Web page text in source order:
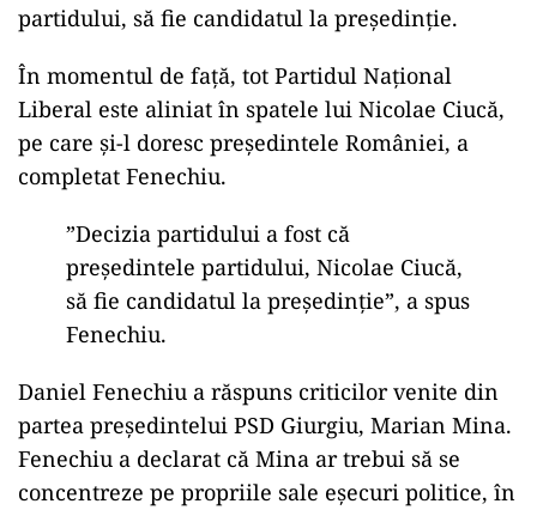
partidului, să fie candidatul la președinție.
În momentul de față, tot Partidul Național
Liberal este aliniat în spatele lui Nicolae Ciucă,
pe care și-l doresc președintele României, a
completat Fenechiu.
”Decizia partidului a fost că
preşedintele partidului, Nicolae Ciucă,
să fie candidatul la preşedinţie”, a spus
Fenechiu.
Daniel Fenechiu a răspuns criticilor venite din
partea președintelui PSD Giurgiu, Marian Mina.
Fenechiu a declarat că Mina ar trebui să se
concentreze pe propriile sale eșecuri politice, în